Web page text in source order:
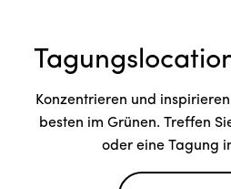
Konzentrieren und
besten im Grünen. Treffen
oder eine Tagung